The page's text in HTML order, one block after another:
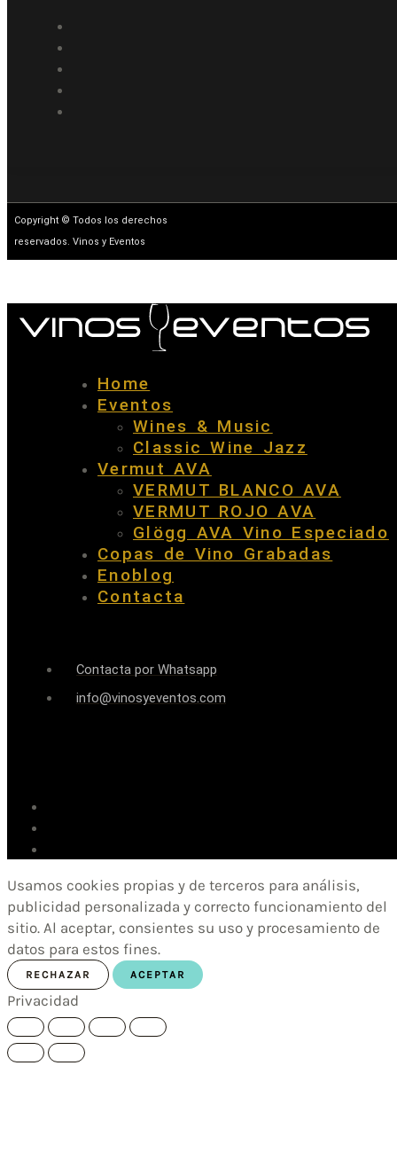
Copyright © Todos los derechos
reservados. Vinos y Eventos
Home
Eventos
Wines & Music
Classic Wine Jazz
Vermut AVA
VERMUT BLANCO AVA
VERMUT ROJO AVA
Glögg AVA Vino Especiado
Copas de Vino Grabadas
Enoblog
Contacta
Contacta por Whatsapp
info@vinosyeventos.com
Usamos cookies propias y de terceros para análisis,
publicidad personalizada y correcto funcionamiento del
sitio. Al aceptar, consientes su uso y procesamiento de
datos para estos fines.
RECHAZAR ACEPTAR
Privacidad